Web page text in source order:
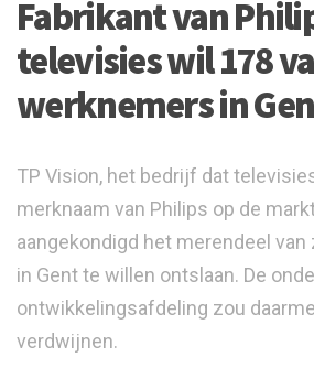
Fabrikant van
televisies wil 178
werknemers in
TP Vision, het bedrijf dat
merknaam van Philips op de
aangekondigd het merendeel
in Gent te willen ontslaan. De
ontwikkelingsafdeling zou
verdwijnen.